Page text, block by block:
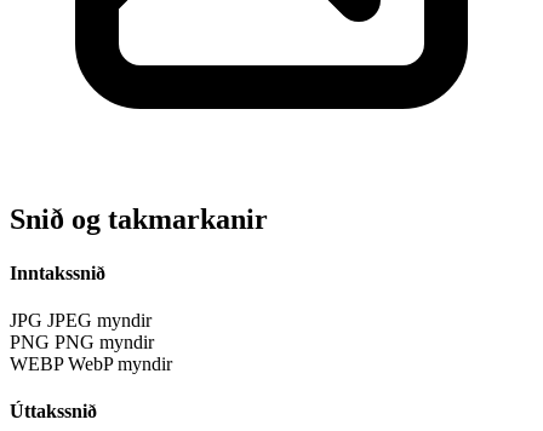
Snið og takmarkanir
Inntakssnið
JPG JPEG myndir
PNG PNG myndir
WEBPWebP myndir
Úttakssnið